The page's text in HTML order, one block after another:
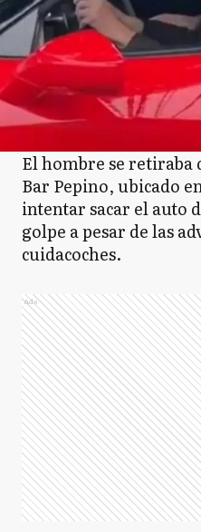
El hombre se retiraba
Bar Pepino, ubicado
intentar sacar el auto
golpe a pesar de las
cuidacoches.
Ads